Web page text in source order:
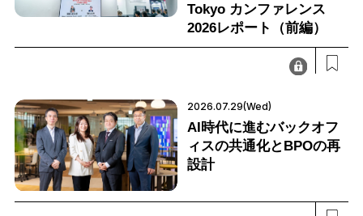
Tokyo カンファレンス
2026レポート（前編）
2026.07.29(Wed)
AI時代に進むバックオフ
ィスの共通化とBPOの再
設計